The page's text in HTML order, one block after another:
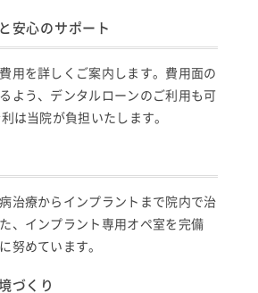
安心のサポート
用を詳しくご案内します。費用面の
よう、デンタルローンのご利用も可
は当院が負担いたします。
治療からインプラントまで院内で治
、インプラント専用オペ室を完備
努めています。
づくり